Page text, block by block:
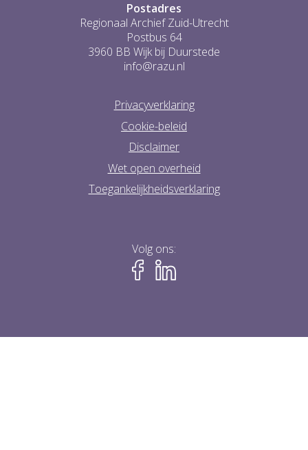
Postadres
Regionaal Archief Zuid-Utrecht
Postbus 64
3960 BB Wijk bij Duurstede
info@razu.nl
Privacyverklaring
Cookie-beleid
Disclaimer
Wet open overheid
Toegankelijkheidsverklaring
Volg ons: